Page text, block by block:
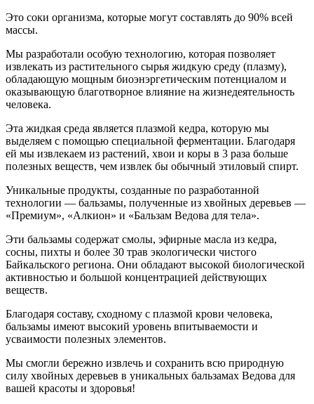
Это соки организма, которые могут составлять до 90% всей
массы.
Мы разработали особую технологию, которая позволяет
извлекать из растительного сырья жидкую среду (плазму),
обладающую мощным биоэнэргетическим потенциалом и
оказывающую благотворное влияние на жизнедеятельность
человека.
Эта жидкая среда является плазмой кедра, которую мы
выделяем с помощью специальной ферментации. Благодаря
ей мы извлекаем из растений, хвои и коры в 3 раза больше
полезных веществ, чем извлек бы обычный этиловый спирт.
Уникальные продукты, созданные по разработанной
технологии — бальзамы, полученные из хвойных деревьев —
«Премиум», «Алкион» и «Бальзам Ведова для тела».
Эти бальзамы содержат смолы, эфирные масла из кедра,
сосны, пихты и более 30 трав экологически чистого
Байкальского региона. Они обладают высокой биологической
активностью и большой концентрацией действующих
веществ.
Благодаря составу, сходному с плазмой крови человека,
бальзамы имеют высокий уровень впитываемости и
усваимости полезных элементов.
Мы смогли бережно извлечь и сохранить всю природную
силу хвойных деревьев в уникальных бальзамах Ведова для
вашей красоты и здоровья!